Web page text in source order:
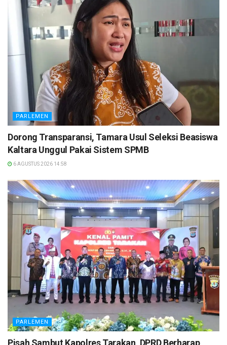
PARLEMEN
Dorong Transparansi, Tamara Usul Seleksi Beasiswa
Kaltara Unggul Pakai Sistem SPMB
6 AGUSTUS 2026 14:58
PARLEMEN
Pisah Sambut Kapolres Tarakan, DPRD Berharap